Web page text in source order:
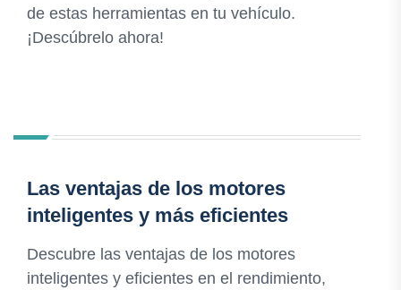
de estas herramientas en tu vehículo.
¡Descúbrelo ahora!
Las ventajas de los motores
inteligentes y más eficientes
Descubre las ventajas de los motores
inteligentes y eficientes en el rendimiento,